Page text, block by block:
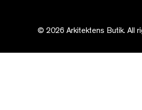
© 2026 Arkitektens Butik. All